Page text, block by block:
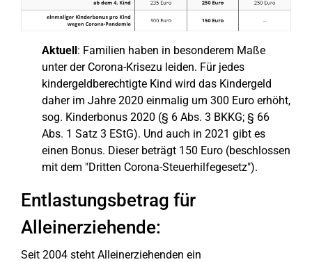
Aktuell: Familien haben in besonderem Maße
unter der Corona-Krisezu leiden. Für jedes
kindergeldberechtigte Kind wird das Kindergeld
daher im Jahre 2020 einmalig um 300 Euro erhöht,
sog. Kinderbonus 2020 (§ 6 Abs. 3 BKKG; § 66
Abs. 1 Satz 3 EStG). Und auch in 2021 gibt es
einen Bonus. Dieser beträgt 150 Euro (beschlossen
mit dem "Dritten Corona-Steuerhilfegesetz").
Entlastungsbetrag für
Alleinerziehende:
Seit 2004 steht Alleinerziehenden ein